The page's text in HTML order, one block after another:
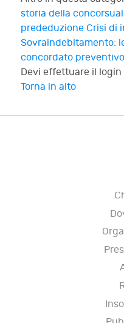
storia della
prededuzione Crisi di
Sovraindebitamento:
concordato
Devi effettuare il
Torna in alto